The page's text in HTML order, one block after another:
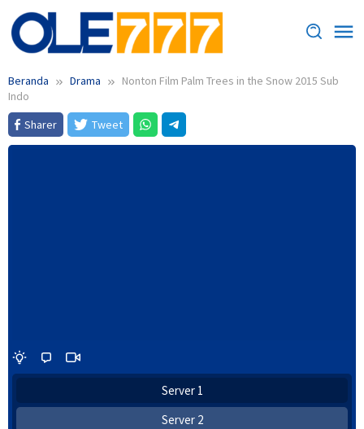
Loncat
ke
konten
Beranda Drama
Nonton Film Palm Trees in the Snow 2015 Sub
Indo
Sharer
Tweet
Server 1
Server 2